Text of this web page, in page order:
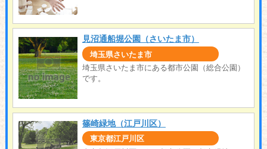
見沼通船堀公園（さいたま市）
埼玉県さいたま市
埼玉県さいたま市にある都市公園（総合公園）
です。
篠崎緑地（江戸川区）
東京都江戸川区